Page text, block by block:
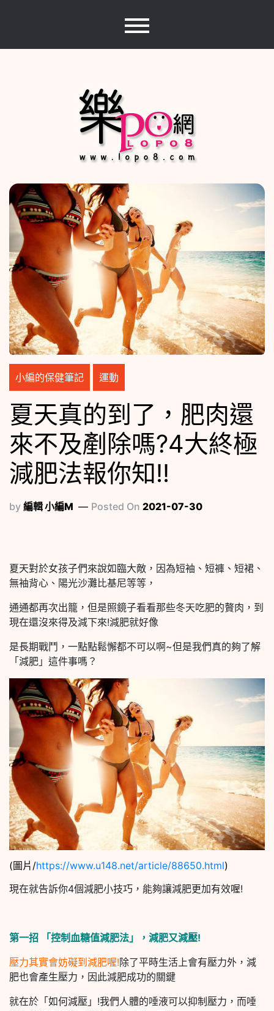
樂PO網
分享你的樂事，樂PO吧~
小編的保健筆記 運動
夏天真的到了，肥肉還
來不及剷除嗎?4大終極
減肥法報你知!!
by 編輯 小編M Posted On 2021-07-30
夏天對於女孩子們來說如臨大敵，因為短袖、短褲、短裙、
無袖背心、陽光沙灘比基尼等等，
通通都再次出籠，但是照鏡子看看那些冬天吃肥的贅肉，到
現在還沒來得及減下來!減肥就好像
是長期戰鬥，一點點鬆懈都不可以啊~但是我們真的夠了解
「減肥」這件事嗎？
(圖片/https://www.u148.net/article/88650.html)
現在就告訴你4個減肥小技巧，能夠讓減肥更加有效喔!
第一招 「控制血糖值減肥法」，減肥又減壓!
壓力其實會妨礙到減肥喔!除了平時生活上會有壓力外，減
肥也會產生壓力，因此減肥成功的關鍵
就在於「如何減壓」!我們人體的唾液可以抑制壓力，而唾